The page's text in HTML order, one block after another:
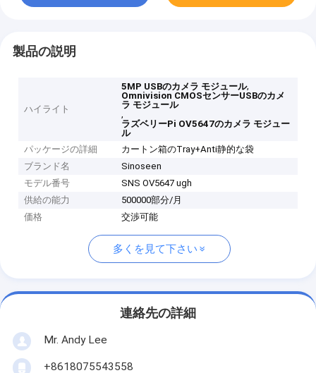
製品の説明
ハイライト
5MP USBのカメラ モジュール,
Omnivision CMOSセンサーUSBのカメ
ラ モジュール
,
ラズベリーPi OV5647のカメラ モジュー
ル
パッケージの詳細
カートン箱のTray+Anti静的な袋
ブランド名
Sinoseen
モデル番号
SNS OV5647 ugh
供給の能力
500000部分/月
価格
交渉可能
多くを見て下さい
連絡先の詳細
Mr. Andy Lee
+8618075543558